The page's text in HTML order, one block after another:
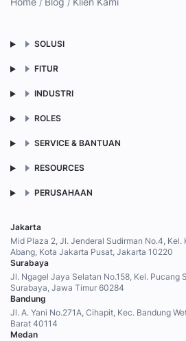
SOLUSI
FITUR
INDUSTRI
ROLES
SERVICE & BANTUAN
RESOURCES
PERUSAHAAN
Jakarta
Mid Plaza 2, Jl. Jenderal Sudirman No.4, Kel.
Abang, Kota Jakarta Pusat, Jakarta 10220
Surabaya
Jl. Ngagel Jaya Selatan No.158, Kel. Pucang
Surabaya, Jawa Timur 60284
Bandung
Jl. A. Yani No.271A, Cihapit, Kec. Bandung
Barat 40114
Medan